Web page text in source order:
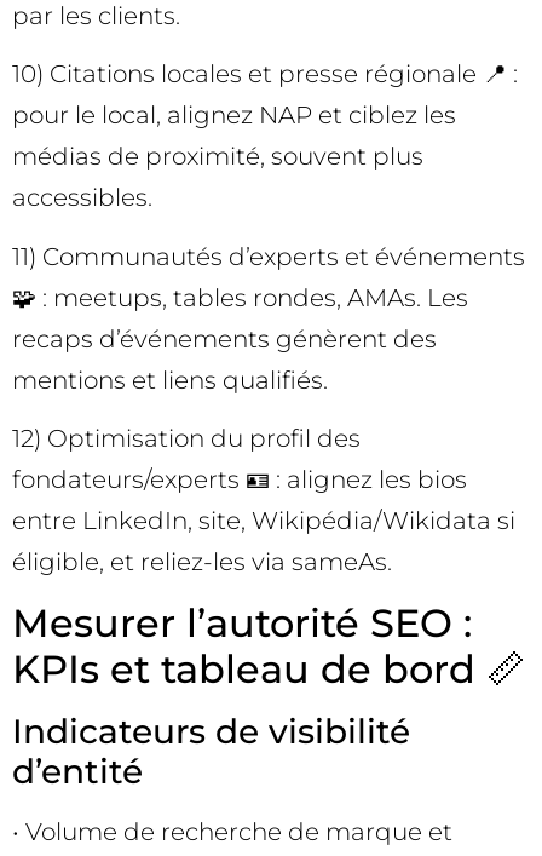
par les clients.
10) Citations locales et presse régionale 📍 :
pour le local, alignez NAP et ciblez les
médias de proximité, souvent plus
accessibles.
11) Communautés d’experts et événements
🧩 : meetups, tables rondes, AMAs. Les
recaps d’événements génèrent des
mentions et liens qualifiés.
12) Optimisation du profil des
fondateurs/experts 🪪 : alignez les bios
entre LinkedIn, site, Wikipédia/Wikidata si
éligible, et reliez-les via sameAs.
Mesurer l’autorité SEO :
KPIs et tableau de bord 📏
Indicateurs de visibilité
d’entité
• Volume de recherche de marque et